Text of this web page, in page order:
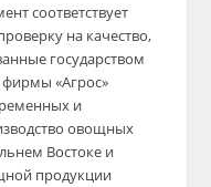
соответствует
на качество,
государством
«Агрос»
и
овощных
Востоке и
продукции